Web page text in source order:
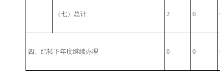
（七）总计 2 0
四、结转下年度继续办理 0 0